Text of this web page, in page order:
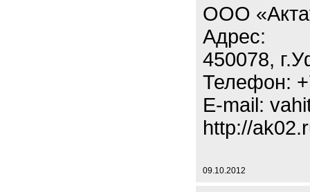
ООО
Адрес:
450078,
Телефон:
E-mail:
http://
09.10.2012